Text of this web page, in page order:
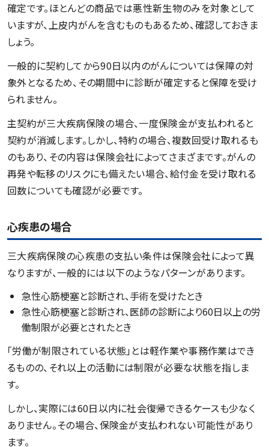
確定です。ほとんどの商品では悪性新生物のみを対象として
いますが、上皮内がんを含むものもあるため、確認しておきま
しょう。
一般的に契約してから90日以内のがんについては保障の対
象外となるため、その期間中に診断が確定すると保障を受け
られません。
主契約が三大疾病保険の場合、一度保険金が支払われると
契約が消滅します。しかし、特約の場合、複数回受け取れるも
のもあり、その内容は保険会社によってさまざまです。がんの
再発や転移のリスクにも備えたい場合、給付金を受け取れる
回数についても確認が必要です。
心疾患の場合
三大疾病保険の心疾患の支払い条件は保険会社によって異
なりますが、一般的には以下のようなパターンがあります。
急性心筋梗塞と診断され、手術を受けたとき
急性心筋梗塞と診断され、医師の診断により60日以上の労
働制限が必要とされたとき
「労働が制限されている状態」とは軽作業や事務作業はでき
るものの、それ以上の活動には制限が必要な状態を指しま
す。
しかし、実際には60日以内に社会復帰できるケースも少なく
ありません。その場合、保険金が支払われない可能性があり
ます。